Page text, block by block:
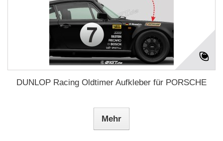
DUNLOP Racing Oldtimer Aufkleber für PORSCHE
Mehr